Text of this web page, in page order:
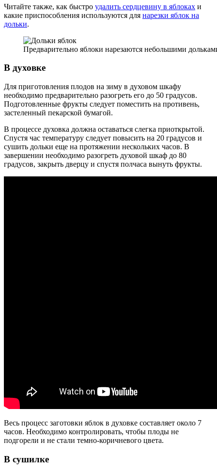
Читайте также, как быстро удалить сердцевину в яблоках и
какие приспособления используются для нарезки яблок на
дольки.
Предварительно яблоки нарезаются небольшими
В духовке
Для приготовления плодов на зиму в духовом шкафу
необходимо предварительно разогреть его до 50 градусов.
Подготовленные фрукты следует поместить на противень,
застеленный пекарской бумагой.
В процессе духовка должна оставаться слегка приоткрытой.
Спустя час температуру следует повысить на 20 градусов и
сушить дольки еще на протяжении нескольких часов. В
завершении необходимо разогреть духовой шкаф до 80
градусов, закрыть дверцу и спустя полчаса вынуть фрукты.
Весь процесс заготовки яблок в духовке составляет около 7
часов. Необходимо контролировать, чтобы плоды не
подгорели и не стали темно-коричневого цвета.
В сушилке